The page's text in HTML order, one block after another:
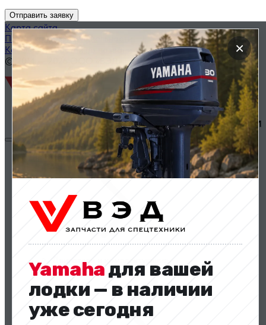
Отправить заявку
×
Yamahaдля вашей
лодки — в наличии
уже сегодня
Карта сайта
Политика конфиденциальности
Каталог запчастей по названию
© 2014 — 2026 ООО «ВЭД»
Двигатели и комплектующие
Двигатели и комплектующие